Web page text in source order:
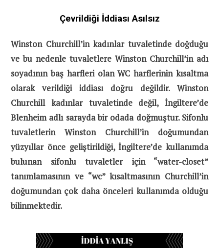
Çevrildiği İddiası Asılsız
Winston Churchill’in kadınlar tuvaletinde doğduğu
ve bu nedenle tuvaletlere Winston Churchill’in adı
soyadının baş harfleri olan WC harflerinin kısaltma
olarak verildiği iddiası doğru değildir. Winston
Churchill kadınlar tuvaletinde değil, İngiltere’de
Blenheim adlı sarayda bir odada doğmuştur. Sifonlu
tuvaletlerin Winston Churchill’in doğumundan
yüzyıllar önce geliştirildiği, İngiltere’de kullanımda
bulunan sifonlu tuvaletler için “water-closet”
tanımlamasının ve “wc” kısaltmasının Churchill’in
doğumundan çok daha önceleri kullanımda olduğu
bilinmektedir.